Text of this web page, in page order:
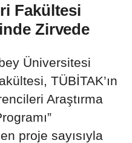
Fakültesi
Zirvede
Üniversitesi
TÜBİTAK’ın
Araştırma
proje sayısıyla